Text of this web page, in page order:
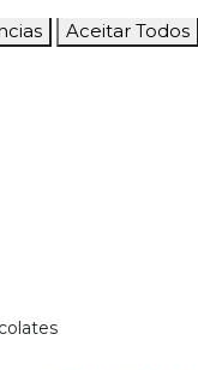
Aceitar Todos